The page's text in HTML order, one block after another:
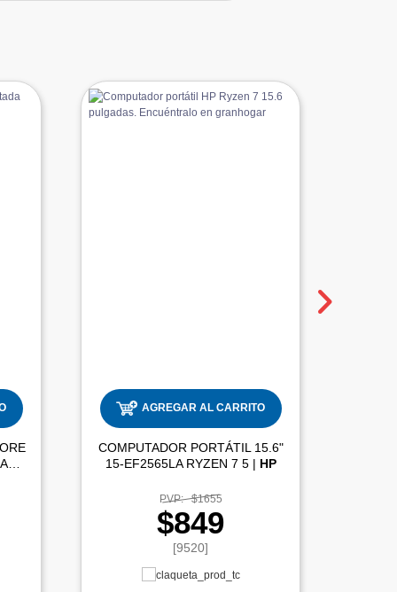
AGREGAR AL CARRITO
COMPUTADOR PORTÁTIL 15.6"
15-EF2565LA RYZEN 7 5 | HP
PVP: $1655
$849
[9520]